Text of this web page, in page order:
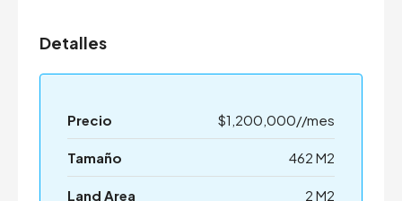
Detalles
Precio $1,200,000//mes
Tamaño 462 M2
Land Area 2 M2